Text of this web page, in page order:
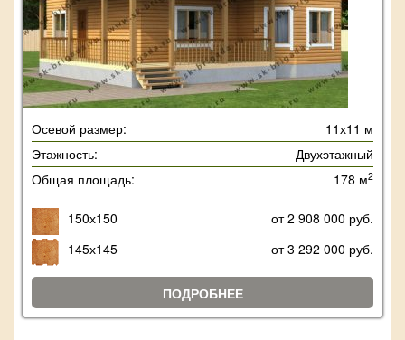
Осевой размер:
11х11 м
Этажность:
Двухэтажный
Общая площадь:
178 м2
150х150
от 2 908 000 руб.
145х145
от 3 292 000 руб.
ПОДРОБНЕЕ